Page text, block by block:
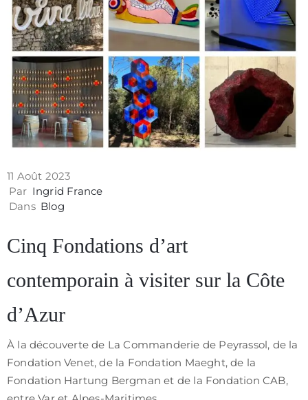
Politique
de
confidentialité
CGV
11 Août 2023
Par Ingrid France
Dans Blog
Cinq Fondations d’art
contemporain à visiter sur la Côte
d’Azur
À la découverte de La Commanderie de Peyrassol, de la
Fondation Venet, de la Fondation Maeght, de la
Fondation Hartung Bergman et de la Fondation CAB,